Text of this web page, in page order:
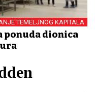
TEMELJNOG KAPITALA
ponuda dionica